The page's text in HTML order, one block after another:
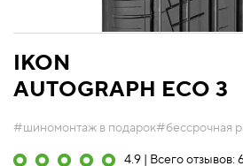
IKON
AUTOGRAPH ECO 3
#шиномонтаж в подарок#бессрочная
4.9 | Всего отзывов: